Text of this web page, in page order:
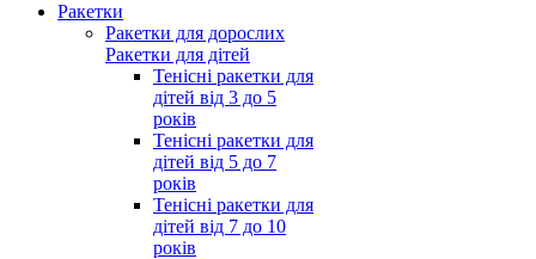
Ракетки
Ракетки для дорослих
Ракетки для дітей
Тенісні ракетки для
дітей від 3 до 5
років
Тенісні ракетки для
дітей від 5 до 7
років
Тенісні ракетки для
дітей від 7 до 10
років